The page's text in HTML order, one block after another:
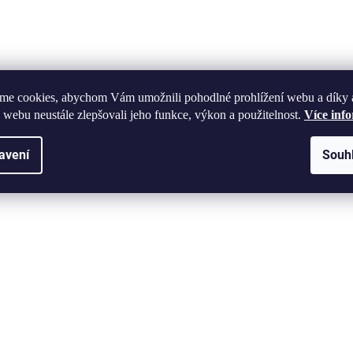
cookies, abychom Vám umožnili pohodlné prohlížení webu a díky
neustále zlepšovali jeho funkce, výkon a použitelnost. Více